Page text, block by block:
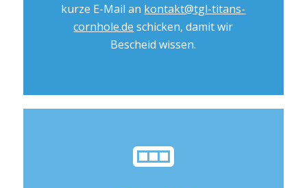
kurze E-Mail an kontakt@tgl-titans-
cornhole.de schicken, damit wir
Bescheid wissen.